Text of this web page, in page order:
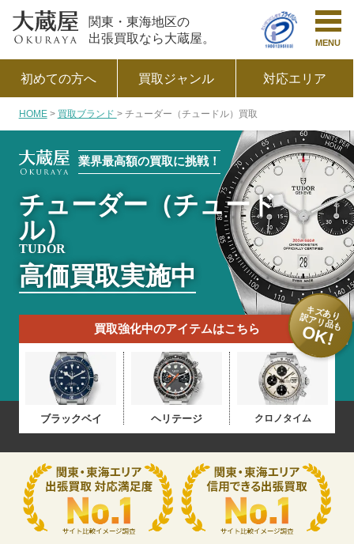
関東・東海地区の
出張買取なら大蔵屋。
MENU
初めての方へ 買取ジャンル 対応エリア
HOME 買取ブランド チューダー（チュードル）買取
チューダー（チュード
ル）
TUDOR
高価買取実施中
業界最高額の買取に挑戦！
買取強化中のアイテムはこちら
ブラックベイ ヘリテージ クロノタイム
キズあり
訳アリ品も
OK!